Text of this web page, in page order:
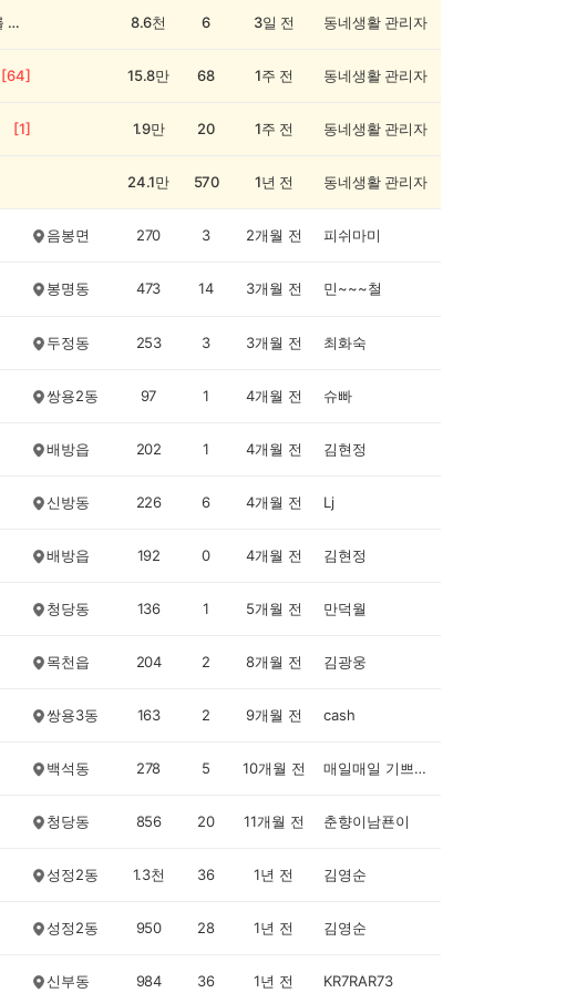
💰[당첨자 발표] 26회차 우리 동네 정보왕 이벤트 당첨자를 발표합니다! 8.6천 6 3일 전 동네생활 관리자
[64] 15.8만 68 1주 전 동네생활 관리자
[1] 1.9만 20 1주 전 동네생활 관리자
24.1만 570 1년 전 동네생활 관리자
음봉면 270 3 2개월 전 피쉬마미
봉명동 473 14 3개월 전 민~~~철
두정동 253 3 3개월 전 최화숙
쌍용2동 97 1 4개월 전 슈빠
배방읍 202 1 4개월 전 김현정
신방동 226 6 4개월 전 Lj
배방읍 192 0 4개월 전 김현정
청당동 136 1 5개월 전 만덕월
목천읍 204 2 8개월 전 김광웅
쌍용3동 163 2 9개월 전 cash
백석동 278 5 10개월 전 매일매일 기쁘게 걷자🚶‍♀️
청당동 856 20 11개월 전 춘향이남푠이
성정2동 1.3천 36 1년 전 김영순
성정2동 950 28 1년 전 김영순
신부동 984 36 1년 전 KR7RAR73